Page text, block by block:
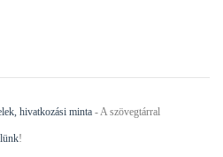
hivatkozási minta- A szövegtárral
!